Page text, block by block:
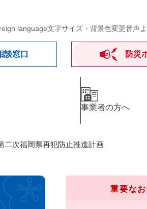
language文字サイズ・背景色変更音声
談窓口 防災
事業者の方へ
二次福岡県再犯防止推進計画
重要な